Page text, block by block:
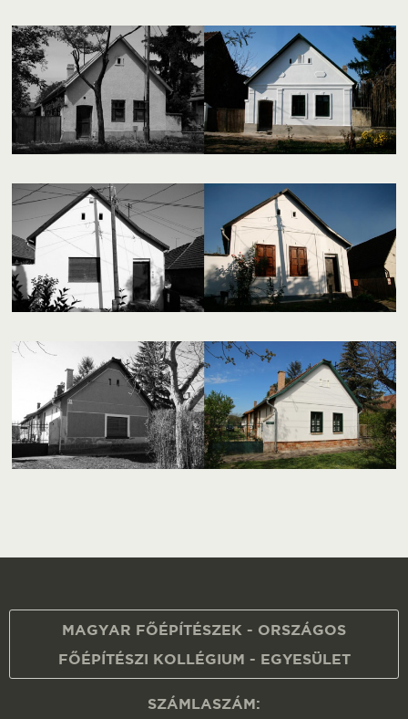
MAGYAR FŐÉPÍTÉSZEK - ORSZÁGOS
FŐÉPÍTÉSZI KOLLÉGIUM - EGYESÜLET
SZÁMLASZÁM: